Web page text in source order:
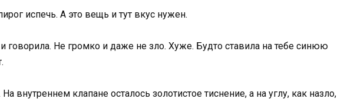
испечь. А это вещь и тут вкус нужен.
и говорила. Не громко и даже не зло. Хуже. Будто ставила на тебе синюю
внутреннем клапане осталось золотистое тиснение, а на углу, как назло,